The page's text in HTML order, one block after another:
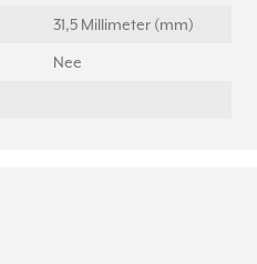
31,5 Millimeter (mm)
Nee